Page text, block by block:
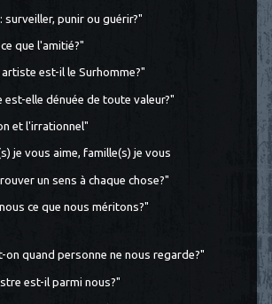
surveiller, punir ou guérir?"
que l'amitié?"
est-il le Surhomme?"
est-elle dénuée de toute valeur?"
et l'irrationnel"
je vous aime, famille(s) je vous
un sens à chaque chose?"
ce que nous méritons?"
on quand personne ne nous regarde?"
est-il parmi nous?"